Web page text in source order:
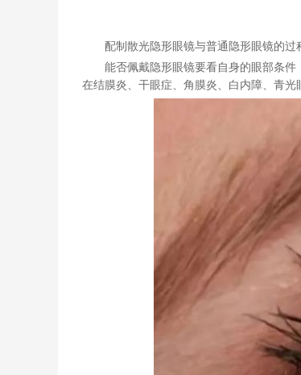
配制散光隐形眼镜与普通隐形眼镜的
能否佩戴隐形眼镜要看自身的眼部条件
在结膜炎、干眼症、角膜炎、白内障、青光